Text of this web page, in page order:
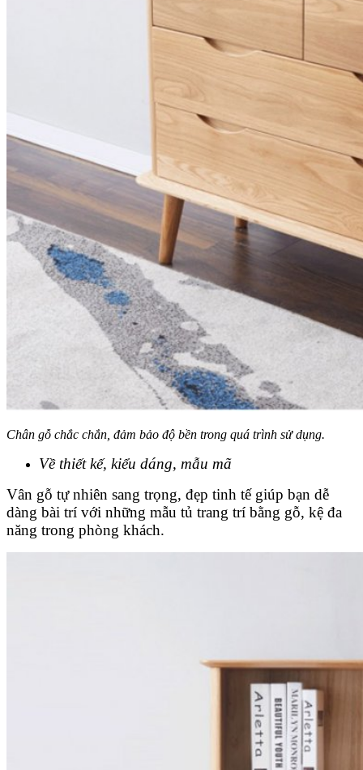
Chân gỗ chắc chắn, đảm bảo độ bền trong quá trình sử dụng.
Về thiết kế, kiểu dáng, mẫu mã
Vân gỗ tự nhiên sang trọng, đẹp tinh tế giúp bạn dễ
dàng bài trí với những mẫu tủ trang trí bằng gỗ, kệ đa
năng trong phòng khách.